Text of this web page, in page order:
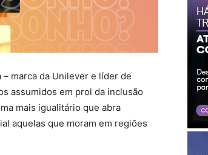
marca da Unilever e líder de
assumidos em prol da inclusão
mais igualitário que abra
aquelas que moram em regiões